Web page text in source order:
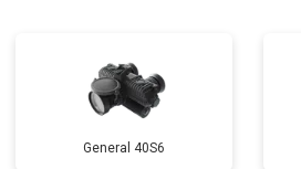
General 40S6